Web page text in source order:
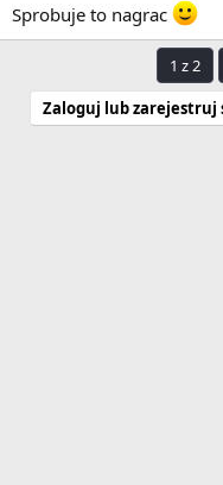
Sprobuje to nagrac
1 z 2
Zaloguj lub zarejestruj